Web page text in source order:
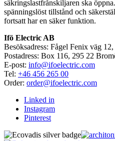
säkringslastfrånskiljaren ska
spänningslöst tillstånd och
fortsatt har en säker funktion.
Ifö Electric AB
Besöksadress: Fågel Fenix väg
Postadress: Box 116, 295 22
E-post: info@ifoelectric.com
Tel: +46 456 265 00
Order: order@ifoelectric.com
Linked in
Instagram
Pinterest